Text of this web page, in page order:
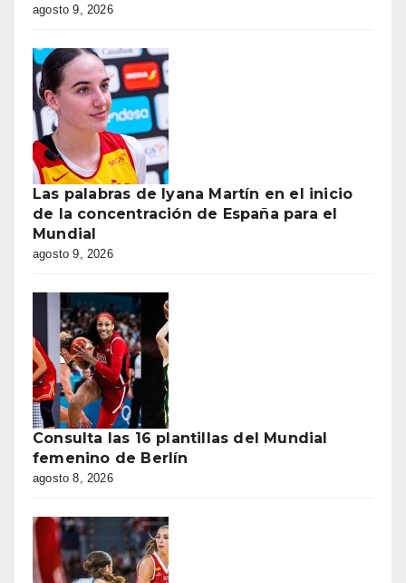
agosto 9, 2026
Las palabras de Iyana Martín en el inicio
de la concentración de España para el
Mundial
agosto 9, 2026
Consulta las 16 plantillas del Mundial
femenino de Berlín
agosto 8, 2026